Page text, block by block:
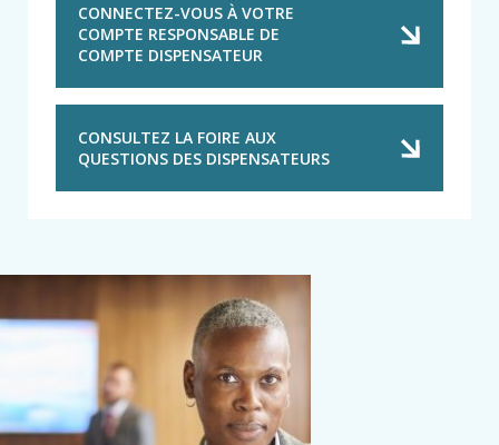
CONNECTEZ-VOUS À VOTRE
COMPTE RESPONSABLE DE
COMPTE DISPENSATEUR
CONSULTEZ LA FOIRE AUX
QUESTIONS DES DISPENSATEURS